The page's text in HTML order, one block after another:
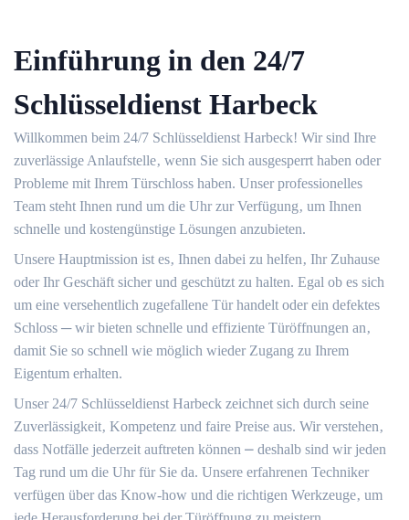
Einführung in den 24/7
Schlüsseldienst Harbeck
Willkommen beim 24/7 Schlüsseldienst Harbeck! Wir sind Ihre
zuverlässige Anlaufstelle‚ wenn Sie sich ausgesperrt haben oder
Probleme mit Ihrem Türschloss haben.​ Unser professionelles
Team steht Ihnen rund um die Uhr zur Verfügung‚ um Ihnen
schnelle und kostengünstige Lösungen anzubieten.​
Unsere Hauptmission ist es‚ Ihnen dabei zu helfen‚ Ihr Zuhause
oder Ihr Geschäft sicher und geschützt zu halten.​ Egal ob es sich
um eine versehentlich zugefallene Tür handelt oder ein defektes
Schloss ─ wir bieten schnelle und effiziente Türöffnungen an‚
damit Sie so schnell wie möglich wieder Zugang zu Ihrem
Eigentum erhalten.​
Unser 24/7 Schlüsseldienst Harbeck zeichnet sich durch seine
Zuverlässigkeit‚ Kompetenz und faire Preise aus.​ Wir verstehen‚
dass Notfälle jederzeit auftreten können ⎼ deshalb sind wir jeden
Tag rund um die Uhr für Sie da.​ Unsere erfahrenen Techniker
verfügen über das Know-how und die richtigen Werkzeuge‚ um